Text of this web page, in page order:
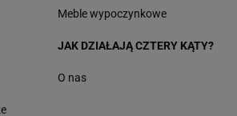
Meble wypoczynkowe
JAK DZIAŁAJĄ CZTERY KĄTY?
O nas